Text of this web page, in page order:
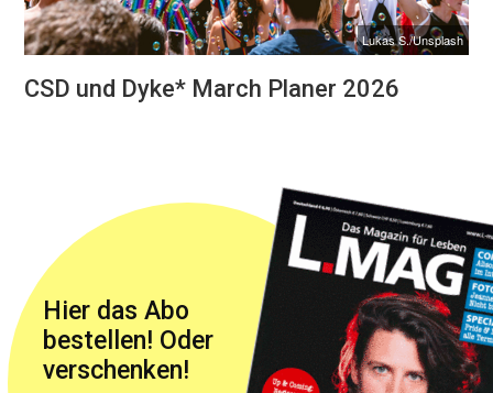
Lukas S./Unsplash
CSD und Dyke* March Planer 2026
Hier das Abo
bestellen! Oder
verschenken!